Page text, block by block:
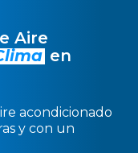
Aire
en
acondicionado
y con un